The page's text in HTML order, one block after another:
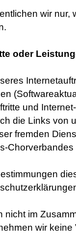
wir nur,
oder
und
die Links von
fremden
Chorverbandes
nicht im
wir